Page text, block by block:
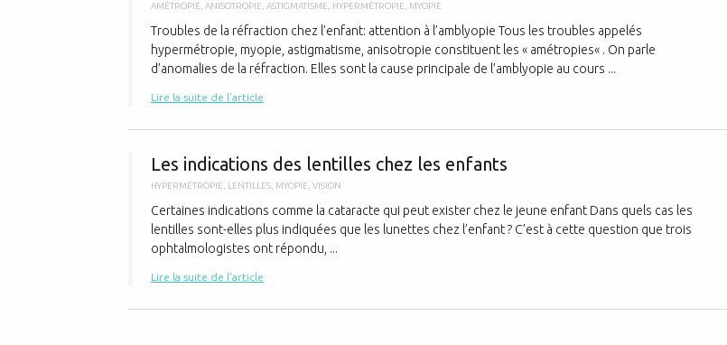
AMÉTROPIE ANISOTROPIE ASTIGMATISME HYPERMÉTROPIE MYOPIE
Troubles de la réfraction chez l’enfant: attention à l’amblyopie Tous les troubles appelés
hypermétropie, myopie, astigmatisme, anisotropie constituent les « amétropies« . On parle
d’anomalies de la réfraction. Elles sont la cause principale de l’amblyopie au cours ...
Lire la suite de l'article
Les indications des lentilles chez les enfants
HYPERMÉTROPIE LENTILLES MYOPIE VISION
Certaines indications comme la cataracte qui peut exister chez le jeune enfant Dans quels cas les
lentilles sont-elles plus indiquées que les lunettes chez l’enfant ? C’est à cette question que trois
ophtalmologistes ont répondu, ...
Lire la suite de l'article